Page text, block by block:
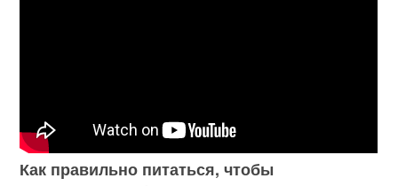
Как правильно питаться, чтобы